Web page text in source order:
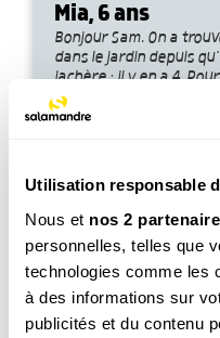
Utilisation responsable
Nous et nos 2
personnelles, telles que
technologies comme les
à des informations sur
publicités et du contenu
Mia, 6 ans
Bonjour Sam. On a
dans le jardin depuis
jachère : il y en a 4.
comment elles sont
déposé des graines ?